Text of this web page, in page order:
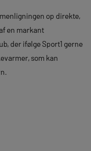
op direkte,
en markant
der ifølge Sport1 gerne
som kan